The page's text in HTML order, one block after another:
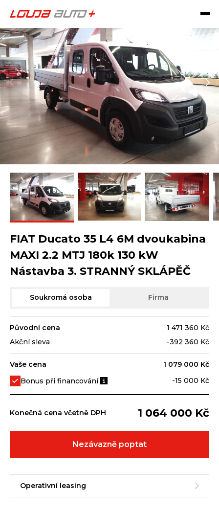
FIAT Ducato 35 L4 6M dvoukabina
MAXI 2.2 MTJ 180k 130 kW
Nástavba 3. STRANNÝ SKLÁPĚČ
Soukromá osoba Firma
Původní cena
1 471 360 Kč
Akční sleva
-392 360 Kč
Vaše cena
1 079 000 Kč
Bonus při financování
-15 000 Kč
Konečná cena včetně DPH 1 064 000 Kč
Nezávazně poptat
Operativní leasing